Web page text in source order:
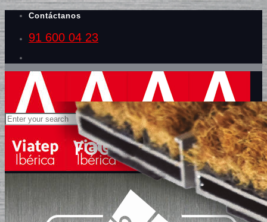
Contáctanos
91 600 04 23
FOURWELL 17